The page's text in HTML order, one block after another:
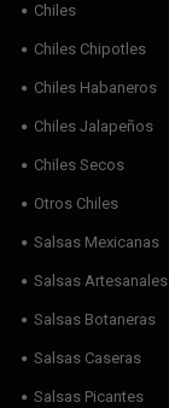
Chiles
Chiles Chipotles
Chiles Habaneros
Chiles Jalapeños
Chiles Secos
Otros Chiles
Salsas Mexicanas
Salsas Artesanales
Salsas Botaneras
Salsas Caseras
Salsas Picantes